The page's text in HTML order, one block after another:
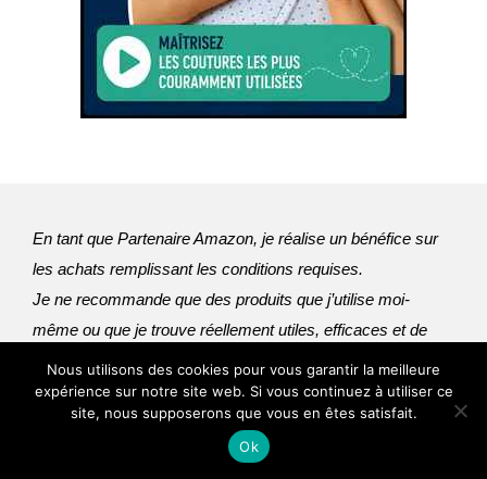
En tant que Partenaire Amazon, je réalise un bénéfice sur
les achats remplissant les conditions requises.
Je ne recommande que des produits que j’utilise moi-
même ou que je trouve réellement utiles, efficaces et de
qualité. Merci de soutenir mon blog grâce à vos achats,
cela m’aide à continuer de partager du contenu gratuit.
Mentions légales
Nous utilisons des cookies pour vous garantir la meilleure
expérience sur notre site web. Si vous continuez à utiliser ce
site, nous supposerons que vous en êtes satisfait.
Ok